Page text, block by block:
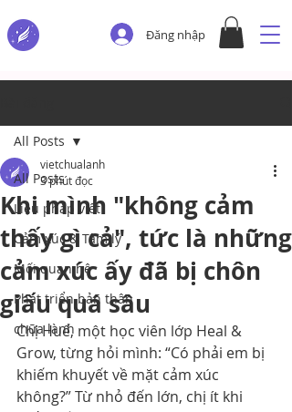
Đăng nhập
All Posts
Liệu pháp viết
Cảm xúc & Tâm lý
Mối quan hệ
Phát triển bản thân
chữa lành
All Posts
Khi mình "không cảm
thấy gì cả", tức là những
cảm xúc ấy đã bị chôn
giấu quá sâu
vietchualanh
3 phút đọc
Chị Huế, một học viên lớp Heal &
Grow, từng hỏi mình: “Có phải em bị
khiếm khuyết về mặt cảm xúc
không?” Từ nhỏ đến lớn, chị ít khi